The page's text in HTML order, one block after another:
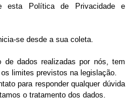
esta Política de Privacidade e
se desde a sua coleta.
de dados realizadas por nós, tem
limites previstos na legislação.
para responder qualquer dúvida
o tratamento dos dados.